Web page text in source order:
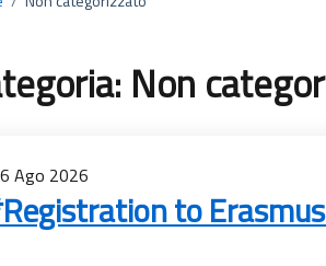
Non
Ago 2026
to